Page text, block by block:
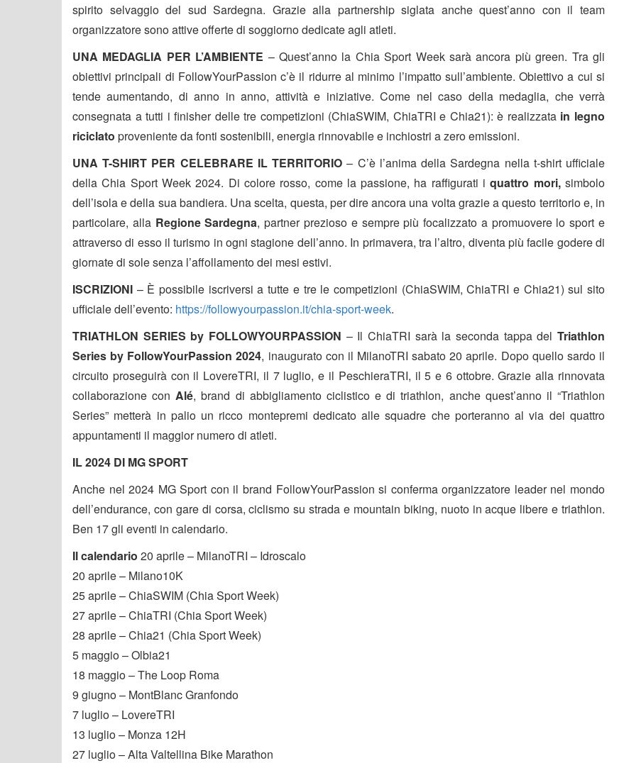
spirito selvaggio del sud Sardegna. Grazie alla partnership siglata anche quest’anno con il team
organizzatore sono attive offerte di soggiorno dedicate agli atleti.
UNA MEDAGLIA PER L’AMBIENTE – Quest’anno la Chia Sport Week sarà ancora più green. Tra gli
obiettivi principali di FollowYourPassion c’è il ridurre al minimo l’impatto sull’ambiente. Obiettivo a cui si
tende aumentando, di anno in anno, attività e iniziative. Come nel caso della medaglia, che verrà
consegnata a tutti i finisher delle tre competizioni (ChiaSWIM, ChiaTRI e Chia21): è realizzata in legno
riciclato proveniente da fonti sostenibili, energia rinnovabile e inchiostri a zero emissioni.
UNA T-SHIRT PER CELEBRARE IL TERRITORIO – C’è l’anima della Sardegna nella t-shirt ufficiale
della Chia Sport Week 2024. Di colore rosso, come la passione, ha raffigurati i quattro mori, simbolo
dell’isola e della sua bandiera. Una scelta, questa, per dire ancora una volta grazie a questo territorio e, in
particolare, alla Regione Sardegna, partner prezioso e sempre più focalizzato a promuovere lo sport e
attraverso di esso il turismo in ogni stagione dell’anno. In primavera, tra l’altro, diventa più facile godere di
giornate di sole senza l’affollamento dei mesi estivi.
ISCRIZIONI – È possibile iscriversi a tutte e tre le competizioni (ChiaSWIM, ChiaTRI e Chia21) sul sito
ufficiale dell’evento: https://followyourpassion.it/chia-sport-week.
TRIATHLON SERIES by FOLLOWYOURPASSION – Il ChiaTRI sarà la seconda tappa del Triathlon
Series by FollowYourPassion 2024, inaugurato con il MilanoTRI sabato 20 aprile. Dopo quello sardo il
circuito proseguirà con il LovereTRI, il 7 luglio, e il PeschieraTRI, il 5 e 6 ottobre. Grazie alla rinnovata
collaborazione conAlé, brand di abbigliamento ciclistico e di triathlon, anche quest’anno il “Triathlon
Series” metterà in palio un ricco montepremi dedicato alle squadre che porteranno al via dei quattro
appuntamenti il maggior numero di atleti.
IL 2024 DI MG SPORT
Anche nel 2024 MG Sport con il brand FollowYourPassion si conferma organizzatore leader nel mondo
dell’endurance, con gare di corsa, ciclismo su strada e mountain biking, nuoto in acque libere e triathlon.
Ben 17 gli eventi in calendario.
Il calendario 20 aprile – MilanoTRI – Idroscalo
20 aprile – Milano10K
25 aprile – ChiaSWIM (Chia Sport Week)
27 aprile – ChiaTRI (Chia Sport Week)
28 aprile – Chia21 (Chia Sport Week)
5 maggio – Olbia21
18 maggio – The Loop Roma
9 giugno – MontBlanc Granfondo
7 luglio – LovereTRI
13 luglio – Monza 12H
27 luglio – Alta Valtellina Bike Marathon